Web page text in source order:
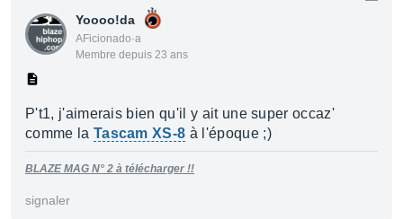
Yoooo!da
AFicionado·a
Membre depuis 23 ans
P't1, j'aimerais bien qu'il y ait une super occaz'
comme la Tascam XS-8 à l'époque ;)
BLAZE MAG N° 2 à télécharger !!
signaler